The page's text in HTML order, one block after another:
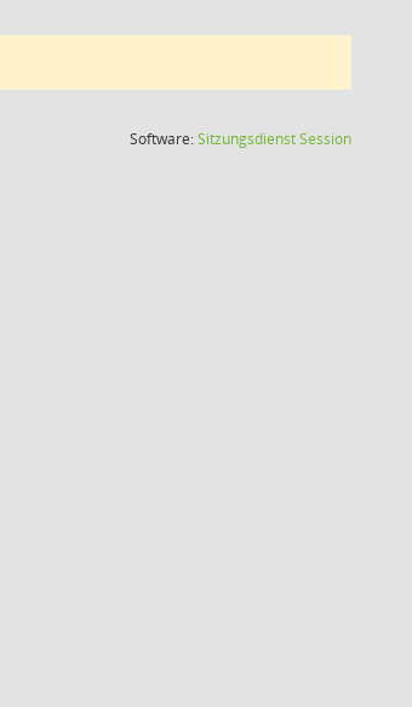
Software:SitzungsdienstSession(Wird in